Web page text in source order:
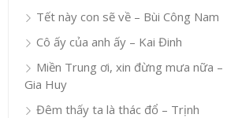
Tết này con sẽ về – Bùi Công Nam
Cô ấy của anh ấy – Kai Đinh
Miền Trung ơi, xin đừng mưa nữa –
Gia Huy
Đêm thấy ta là thác đổ – Trịnh